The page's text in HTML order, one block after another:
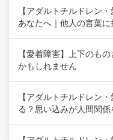
【アダルトチルドレン
あなたへ｜他人の言葉
【愛着障害】上下のも
かもしれません
【アダルトチルドレン
る？思い込みが人間関